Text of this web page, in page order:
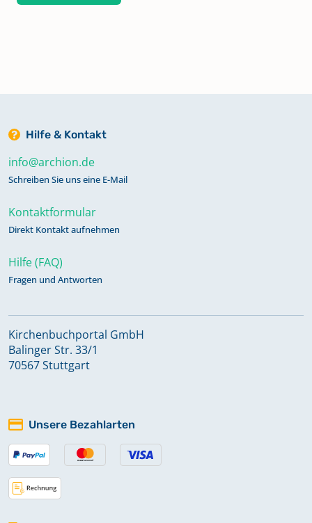
Hilfe & Kontakt
info@archion.de
Schreiben Sie uns eine E-Mail
Kontaktformular
Direkt Kontakt aufnehmen
Hilfe (FAQ)
Fragen und Antworten
Kirchenbuchportal GmbH
Balinger Str. 33/1
70567 Stuttgart
Unsere Bezahlarten